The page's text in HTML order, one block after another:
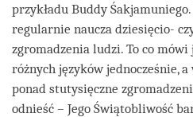
przykładu Buddy
regularnie naucza dziesięcio-
zgromadzenia ludzi. To co mówi
różnych języków jednocześnie,
ponad stutysięczne
odnieść – Jego Świątobliwość